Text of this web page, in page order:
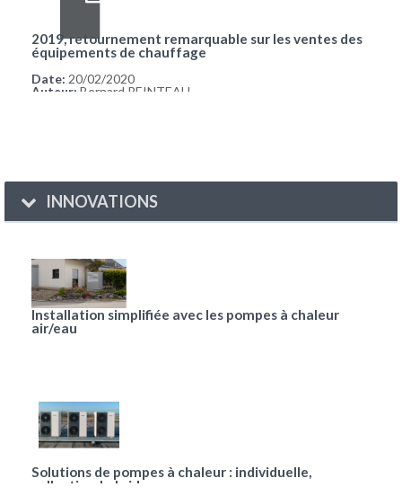
2019, retournement remarquable sur les ventes des
équipements de chauffage
Date: 20/02/2020
Auteur: Bernard REINTEAU
INNOVATIONS
Installation simplifiée avec les pompes à chaleur
air/eau
Solutions de pompes à chaleur : individuelle,
collective, hybride